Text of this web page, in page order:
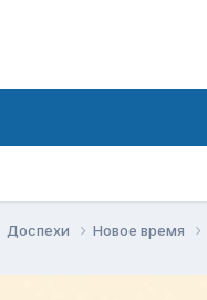
Доспехи Новое время